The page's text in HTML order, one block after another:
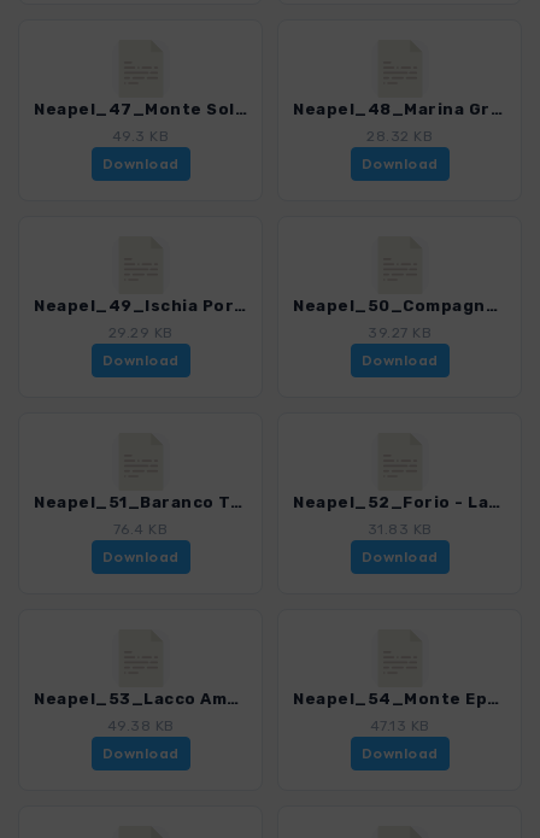
Neapel_47_Monte Solaro.gpx
49.3 KB
Download
Neapel_48_Marina Grande - Grotta Azzurra.gpx
28.32 KB
Download
Neapel_49_Ischia Porto - Campagnano.gpx
29.29 KB
Download
Neapel_50_Compagnano - Baranco Testaccio.gpx
39.27 KB
Download
Neapel_51_Baranco Testaccio - Forio.gpx
76.4 KB
Download
Neapel_52_Forio - Lacco Ameno.gpx
31.83 KB
Download
Neapel_53_Lacco Ameno - Ischia Porto.gpx
49.38 KB
Download
Neapel_54_Monte Epomeo.gpx
47.13 KB
Download